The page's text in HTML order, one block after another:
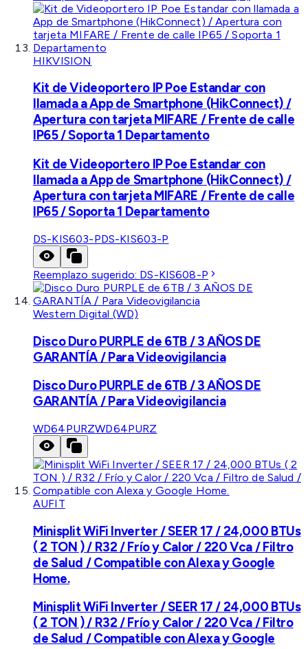
HIKVISION
Kit de Videoportero IP Poe Estandar con
llamada a App de Smartphone (HikConnect) /
Apertura con tarjeta MIFARE / Frente de calle
IP65 / Soporta 1 Departamento
Kit de Videoportero IP Poe Estandar con
llamada a App de Smartphone (HikConnect) /
Apertura con tarjeta MIFARE / Frente de calle
IP65 / Soporta 1 Departamento
DS-KIS603-PDS-KIS603-P
Reemplazo sugerido: DS-KIS608-P
Western Digital (WD)
Disco Duro PURPLE de 6TB / 3 AÑOS DE
GARANTÍA / Para Videovigilancia
Disco Duro PURPLE de 6TB / 3 AÑOS DE
GARANTÍA / Para Videovigilancia
WD64PURZWD64PURZ
AUFIT
Minisplit WiFi Inverter / SEER 17 / 24,000 BTUs
( 2 TON ) / R32 / Frío y Calor / 220 Vca / Filtro
de Salud / Compatible con Alexa y Google
Home.
Minisplit WiFi Inverter / SEER 17 / 24,000 BTUs
( 2 TON ) / R32 / Frío y Calor / 220 Vca / Filtro
de Salud / Compatible con Alexa y Google